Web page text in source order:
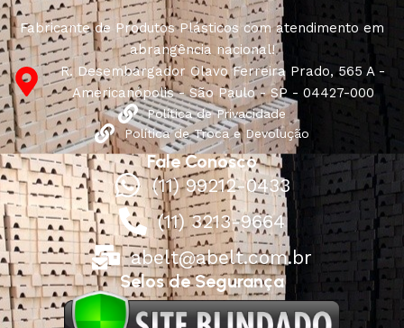
Fabricante de Produtos Plásticos com atendimento em
abrangência nacional!
R. Desembargador Olavo Ferreira Prado, 565 A -
Americanópolis - São Paulo - SP - 04427-000
Política de Privacidade
Política de Troca e Devolução
Fale Conosco
(11) 99212-0433
(11) 3213-9664
abelt@abelt.com.br
Selos de Segurança